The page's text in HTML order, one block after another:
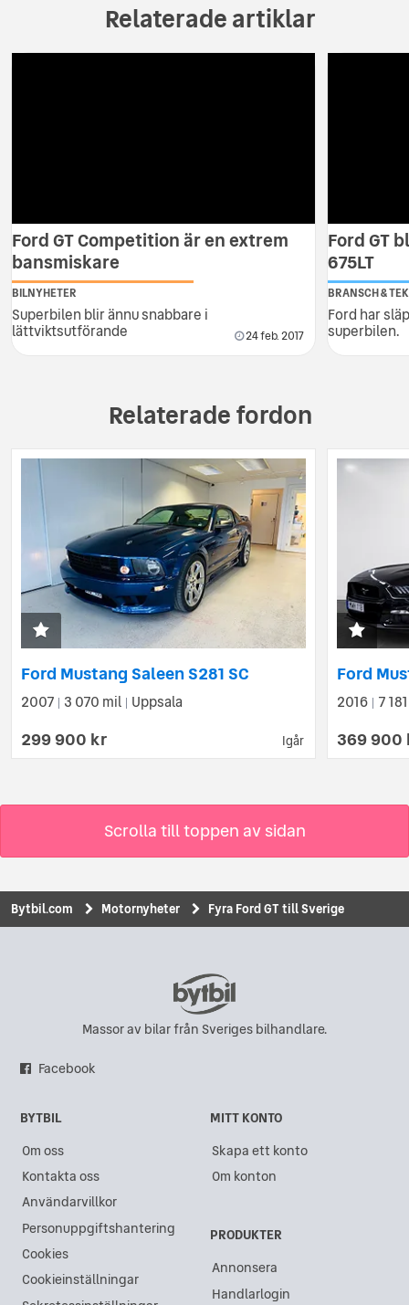
Relaterade artiklar
Ford GT Competition är en extrem
bansmiskare
BILNYHETER
Superbilen blir ännu snabbare i
lättviktsutförande 24 feb. 2017
Ford GT
675LT
BRANSCH &
Ford har
superbilen.
Relaterade fordon
Igår
Ford Mustang Saleen S281 SC
2007 3 070 mil Uppsala
299 900 kr
2016 7
369 900
Scrolla till toppen av sidan
Bytbil.com Motornyheter Fyra Ford GT till Sverige
Massor av bilar från Sveriges bilhandlare.
Facebook
BYTBIL
Om oss
Kontakta oss
Användarvillkor
Personuppgiftshantering
Cookies
Cookieinställningar
MITT KONTO
Skapa ett konto
Om konton
PRODUKTER
Annonsera
Handlarlogin